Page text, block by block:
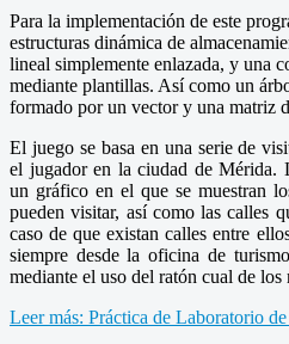
Para la implementación de este
estructuras dinámica de
lineal simplemente enlazada, y una
mediante plantillas. Así como un
formado por un vector y una matriz
El juego se basa en una serie de
el jugador en la ciudad de Mérida.
un gráfico en el que se muestran
pueden visitar, así como las calles
caso de que existan calles entre
siempre desde la oficina de
mediante el uso del ratón cual de los
Leer más: Práctica de Laboratorio